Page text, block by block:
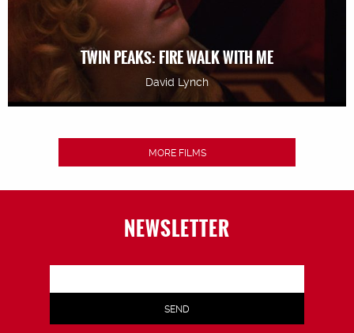
TWIN PEAKS: FIRE WALK WITH ME
David Lynch
MORE FILMS
NEWSLETTER